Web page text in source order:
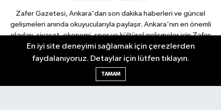
Zafer Gazetesi, Ankara'dan son dakika haberleri ve güncel
gelişmeleri anında okuyucularıyla paylaşır. Ankara'nın en önemli
olayları, siyaset, ekonomi, spor ve kültürel gelişmeler için Zafer
Gazetesi'ni takip edin. Başkentin güvendiği haber kaynağı.
En iyi site deneyimi sağlamak için çerezlerden
faydalanıyoruz. Detaylar için lütfen tıklayın.
TAMAM